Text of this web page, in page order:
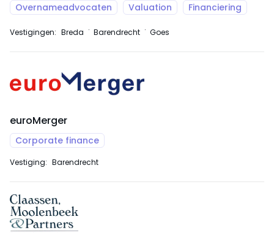
Overnameadvocaten
Valuation Financiering
Vestigingen: Breda Barendrecht Goes
euroMerger
Corporate finance
Vestiging: Barendrecht